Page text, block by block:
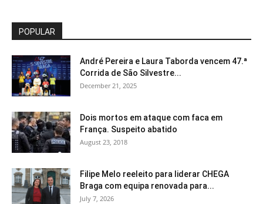
POPULAR
André Pereira e Laura Taborda vencem 47.ª
Corrida de São Silvestre...
December 21, 2025
Dois mortos em ataque com faca em
França. Suspeito abatido
August 23, 2018
Filipe Melo reeleito para liderar CHEGA
Braga com equipa renovada para...
July 7, 2026